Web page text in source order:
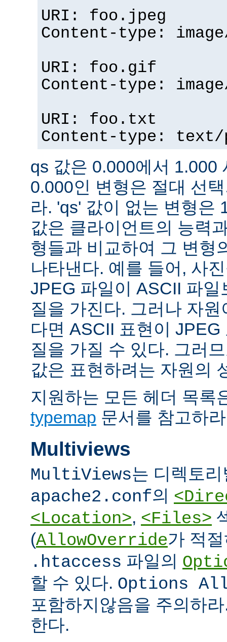
URI: foo.jpeg
Content-type:
URI: foo.gif
Content-type:
URI: foo.txt
Content-type:
qs 값은 0.000에서 1.000
0.000인 변형은 절대 선
라. 'qs' 값이 없는 변형은
값은 클라이언트의 능력
형들과 비교하여 그 변형
나타낸다. 예를 들어, 사
JPEG 파일이 ASCII 파
질을 가진다. 그러나 자
다면 ASCII 표현이
질을 가질 수 있다. 그러
값은 표현하려는 자원의
지원하는 모든 헤더 목록
typemap 문서를 참고하
Multiviews
MultiViews는 디렉토
apache2.conf의
<Location>, <Files>
(AllowOverride가 적
.htaccess 파일의
할 수 있다. Options
포함하지않음을 주의하
한다.